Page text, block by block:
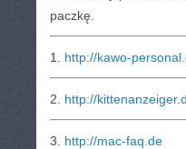
paczkę.
1. http://kawo-
2. http://
3. http://mac-faq.de